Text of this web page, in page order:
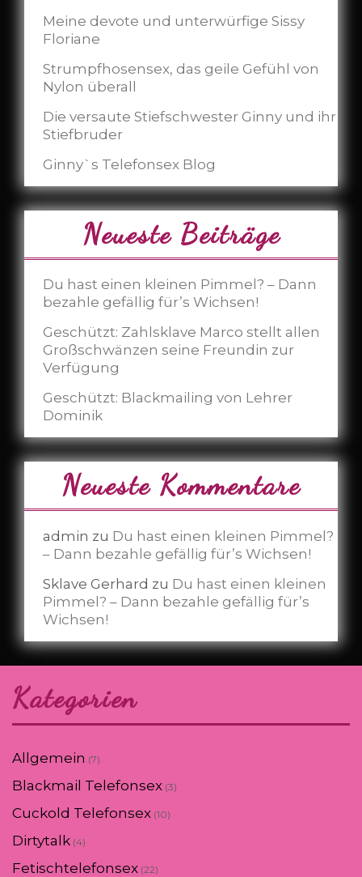
Meine devote und unterwürfige Sissy
Floriane
Strumpfhosensex, das geile Gefühl von
Nylon überall
Die versaute Stiefschwester Ginny und ihr
Stiefbruder
Ginny`s Telefonsex Blog
Neueste Beiträge
Du hast einen kleinen Pimmel? – Dann
bezahle gefällig für’s Wichsen!
Geschützt: Zahlsklave Marco stellt allen
Großschwänzen seine Freundin zur
Verfügung
Geschützt: Blackmailing von Lehrer
Dominik
Neueste Kommentare
admin zu Du hast einen kleinen Pimmel?
– Dann bezahle gefällig für’s Wichsen!
Sklave Gerhard zu Du hast einen kleinen
Pimmel? – Dann bezahle gefällig für’s
Wichsen!
Kategorien
Allgemein (7)
Blackmail Telefonsex (3)
Cuckold Telefonsex (10)
Dirtytalk (4)
Fetischtelefonsex (22)